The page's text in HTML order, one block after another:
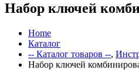
Набор ключей
Home
Каталог
-- Каталог товаров --,
Набор ключей